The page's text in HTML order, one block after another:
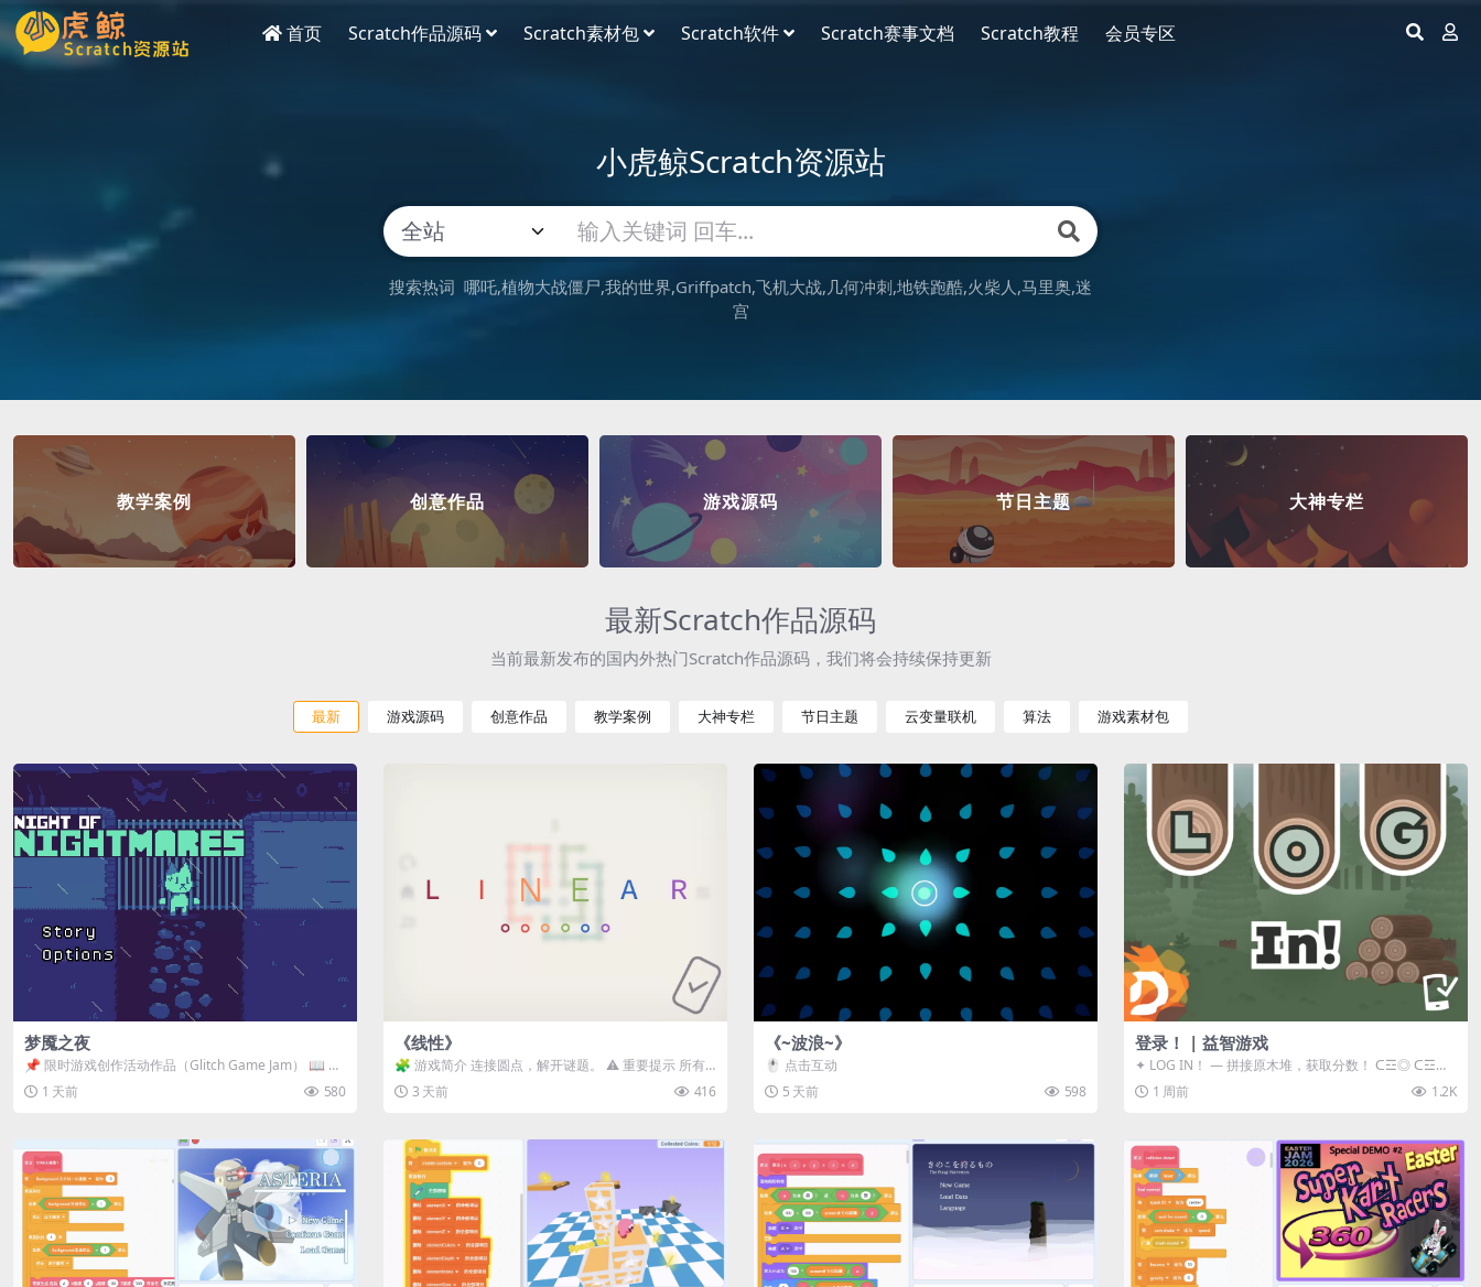
首页 Scratch作品源码 Scratch素材包 Scratch软件 Scratch赛事文档 Scratch教程 会员专区
小虎鲸Scratch资源站
搜索热词 哪吒 植物大战僵尸 我的世界 Griffpatch 飞机大战 几何冲刺 地铁跑酷 火柴人 马里奥 迷
宫
教学案例 创意作品 游戏源码 节日主题 大神专栏
最新Scratch作品源码
当前最新发布的国内外热门Scratch作品源码，我们将会持续保持更新
最新 游戏源码 创意作品 教学案例 大神专栏 节日主题 云变量联机 算法 游戏素材包
梦魇之夜
📌 限时游戏创作活动作品（Glitch Game Jam） 📖 故
事背景 怪物四...
1 天前 580
《线性》
🧩 游戏简介 连接圆点，解开谜题。 ⚠️ 重要提示 所有
关卡均可通关，请确保使用...
3 天前 416
《~波浪~》
🖱️ 点击互动
5 天前
598
登录！ | 益智游戏
✦ LOG IN！ — 拼接原木堆，获取分数！ ᑕ☲◎ ᑕ☲◎
ᑕ☲◎ ᑕ☲◎ ...
1 周前 1.2K